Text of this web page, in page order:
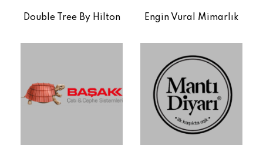
Double Tree By Hilton Engin Vural Mimarlık